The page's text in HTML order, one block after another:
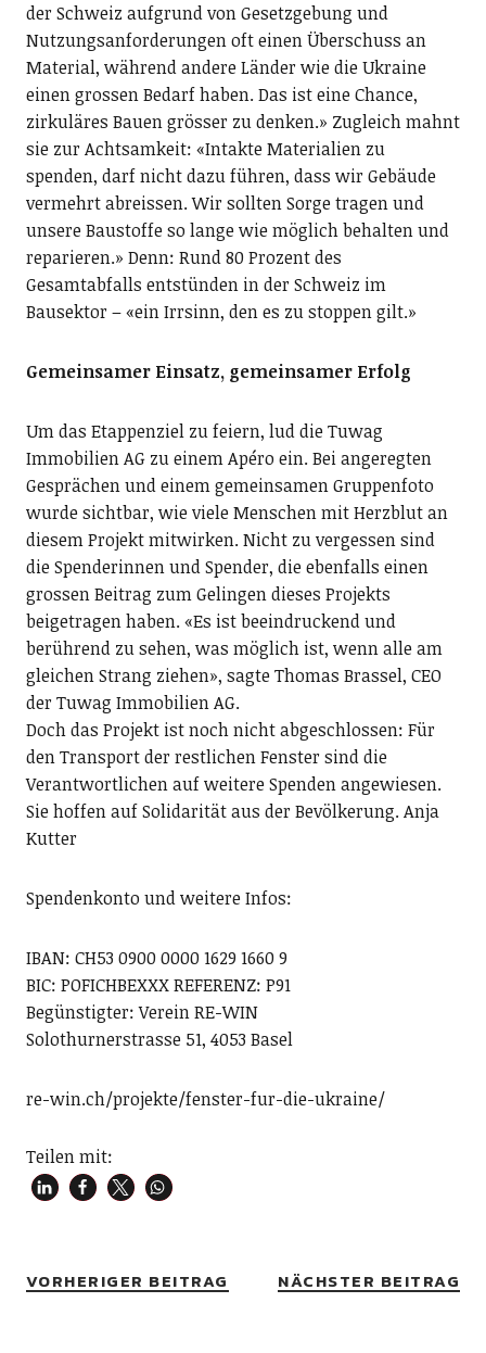
der Schweiz aufgrund von Gesetzgebung und
Nutzungsanforderungen oft einen Überschuss an
Material, während andere Länder wie die Ukraine
einen grossen Bedarf haben. Das ist eine Chance,
zirkuläres Bauen grösser zu denken.» Zugleich mahnt
sie zur Achtsamkeit: «Intakte Materialien zu
spenden, darf nicht dazu führen, dass wir Gebäude
vermehrt abreissen. Wir sollten Sorge tragen und
unsere Baustoffe so lange wie möglich behalten und
reparieren.» Denn: Rund 80 Prozent des
Gesamtabfalls entstünden in der Schweiz im
Bausektor – «ein Irrsinn, den es zu stoppen gilt.»
Gemeinsamer Einsatz, gemeinsamer Erfolg
Um das Etappenziel zu feiern, lud die Tuwag
Immobilien AG zu einem Apéro ein. Bei angeregten
Gesprächen und einem gemeinsamen Gruppenfoto
wurde sichtbar, wie viele Menschen mit Herzblut an
diesem Projekt mitwirken. Nicht zu vergessen sind
die Spenderinnen und Spender, die ebenfalls einen
grossen Beitrag zum Gelingen dieses Projekts
beigetragen haben. «Es ist beeindruckend und
berührend zu sehen, was möglich ist, wenn alle am
gleichen Strang ziehen», sagte Thomas Brassel, CEO
der Tuwag Immobilien AG.
Doch das Projekt ist noch nicht abgeschlossen: Für
den Transport der restlichen Fenster sind die
Verantwortlichen auf weitere Spenden angewiesen.
Sie hoffen auf Solidarität aus der Bevölkerung. Anja
Kutter
Spendenkonto und weitere Infos:
IBAN: CH53 0900 0000 1629 1660 9
BIC: POFICHBEXXX REFERENZ: P91
Begünstigter: Verein RE-WIN
Solothurnerstrasse 51, 4053 Basel
re-win.ch/projekte/fenster-fur-die-ukraine/
Teilen mit:
VORHERIGER BEITRAG NÄCHSTER BEITRAG